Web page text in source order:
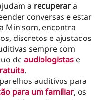
a recuperara
conversas e estar
Minisom, encontra
discretos e ajustados
sempre com
deaudiologistas e
.
auditivos para
para um familiar, os